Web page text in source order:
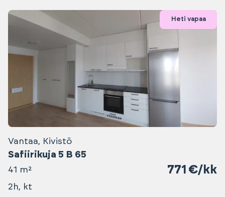
Heti vapaa
Vantaa, Kivistö
Safiirikuja 5 B 65
41 m² 771 €/kk
2h, kt